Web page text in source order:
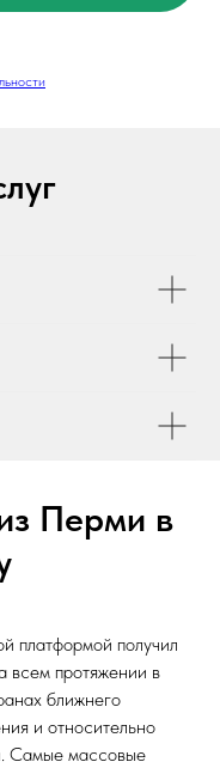
Перми в
платформой получил
всем протяжении в
ближнего
и относительно
Самые массовые